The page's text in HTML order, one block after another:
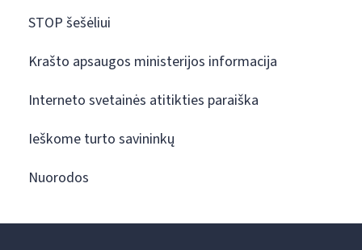
STOP šešėliui
Krašto apsaugos ministerijos informacija
Interneto svetainės atitikties paraiška
Ieškome turto savininkų
Nuorodos